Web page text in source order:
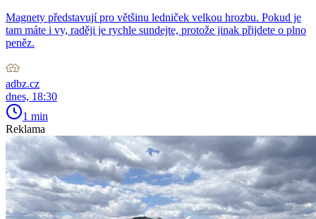
Magnety představují pro většinu ledniček velkou hrozbu. Pokud je
tam máte i vy, raději je rychle sundejte, protože jinak přijdete o plno
peněz.
adbz.cz
dnes, 18:30
1 min
Reklama